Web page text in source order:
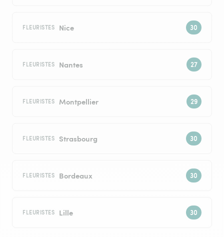
FLEURISTES Nice
FLEURISTES Nantes
FLEURISTES Montpellier
FLEURISTES Strasbourg
FLEURISTES Bordeaux
FLEURISTES Lille